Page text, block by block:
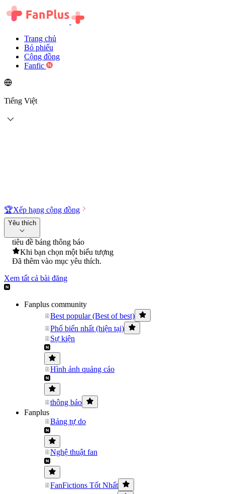
Trang chủ
Bỏ phiếu
Cộng đồng
Fanfic
Tiếng Việt
🏆Xếp hạng cộng đồng
Yêu thích
tiêu đề bảng thông báo
Khi bạn chọn một biểu tượng
Đã thêm vào mục yêu thích.
Xem tất cả bài đăng
Fanplus community
Best popular (Best of best)
Phổ biến nhất (hiện tại)
Sự kiện
Hình ảnh quảng cáo
thông báo
Fanplus
Bảng tự do
Nghệ thuật fan
FanFictions Tốt Nhất